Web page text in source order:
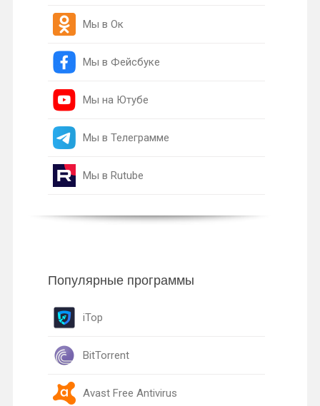
Мы в Ок
Мы в Фейсбуке
Мы на Ютубе
Мы в Телеграмме
Мы в Rutube
Популярные программы
iTop
BitTorrent
Avast Free Antivirus